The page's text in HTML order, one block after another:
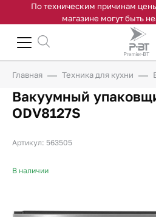
По техническим причинам
магазине могут быть
Главная Техника для кухни
Вакуумный
ODV8127S
Артикул: 563505
В наличии